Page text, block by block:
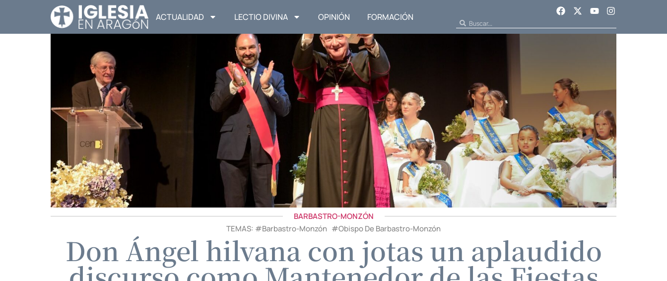
ACTUALIDAD LECTIO DIVINA OPINIÓN FORMACIÓN
BARBASTRO-MONZÓN
TEMAS: #Barbastro-Monzón #Obispo De Barbastro-Monzón
Don Ángel hilvana con jotas un aplaudido